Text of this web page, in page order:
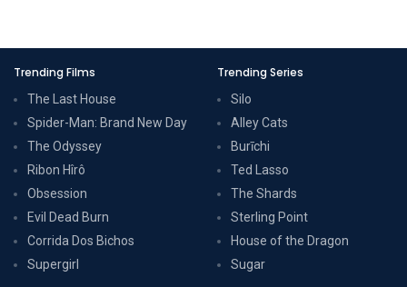
Trending Films
The Last House
Spider-Man: Brand New Day
The Odyssey
Ribon Hîrô
Obsession
Evil Dead Burn
Corrida Dos Bichos
Supergirl
Trending Series
Silo
Alley Cats
Burīchi
Ted Lasso
The Shards
Sterling Point
House of the Dragon
Sugar